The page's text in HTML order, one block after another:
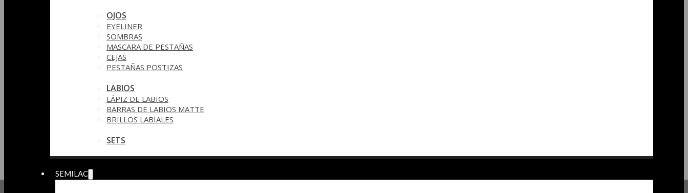
OJOS
EYELINER
SOMBRAS
MASCARA DE PESTAÑAS
CEJAS
PESTAÑAS POSTIZAS
LABIOS
LÁPIZ DE LABIOS
BARRAS DE LABIOS MATTE
BRILLOS LABIALES
SETS
SEMILAC